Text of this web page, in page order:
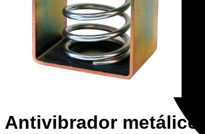
Antivibrador metálico